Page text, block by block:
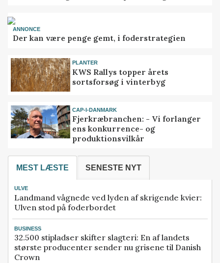
ANNONCE
Der kan være penge gemt, i foderstrategien
PLANTER
KWS Rallys topper årets
sortsforsøg i vinterbyg
CAP-I-DANMARK
Fjerkræbranchen: - Vi forlanger
ens konkurrence- og
produktionsvilkår
MEST LÆSTE SENESTE NYT
ULVE
Landmand vågnede ved lyden af skrigende kvier:
Ulven stod på foderbordet
BUSINESS
32.500 stipladser skifter slagteri: En af landets
største producenter sender nu grisene til Danish
Crown